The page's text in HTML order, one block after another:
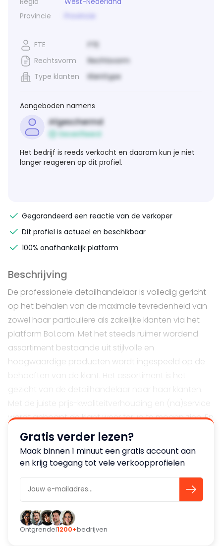
Provincie
Provincie
FTE
FTE
Rechtsvorm
Rechtsvorm
Type klanten
Klanttype
Aangeboden namens
Afgeschermd
Geverifieerd
Het bedrijf is reeds verkocht en daarom kun je niet
langer reageren op dit profiel.
Gegarandeerd een reactie van de verkoper
Dit profiel is actueel en beschikbaar
100% onafhankelijk platform
Beschrijving
De professionele detailhandelaar is volledig gericht
op het behalen van de maximale tevredenheid van
zowel haar particuliere als zakelijke klanten via het
platform Bol.com. Met het steeds ruimer wordend
assortiment bestaande uit stijlvolle en
hoogwaardige producten wordt ingespeeld op de
wordt gehoopt de klant weer terug te mogen zien. En
dat gebeurt.
Bijzonderheden
bedrijf voortaan dezelfde producten in een jasje van
haar eigen merk waarbij de primaire focus ligt op het
behalen van de maximale tevredenheid van haar
klanten en het uitbreiden van het RS-assortiment.
Gratis verder lezen?
Maak binnen 1 minuut een gratis account aan
en krijg toegang tot vele verkoopprofielen
Ontgrendel1200+bedrijven